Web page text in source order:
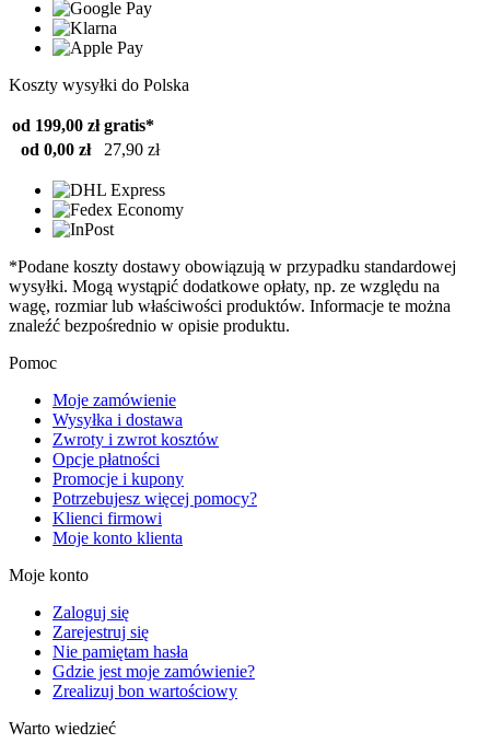
Koszty wysyłki do Polska
od 199,00 zł gratis*
od 0,00 zł
27,90 zł
*Podane koszty dostawy obowiązują w przypadku standardowej
wysyłki. Mogą wystąpić dodatkowe opłaty, np. ze względu na
wagę, rozmiar lub właściwości produktów. Informacje te można
znaleźć bezpośrednio w opisie produktu.
Pomoc
Moje zamówienie
Wysyłka i dostawa
Zwroty i zwrot kosztów
Opcje płatności
Promocje i kupony
Potrzebujesz więcej pomocy?
Klienci firmowi
Moje konto klienta
Moje konto
Zaloguj się
Zarejestruj się
Nie pamiętam hasła
Gdzie jest moje zamówienie?
Zrealizuj bon wartościowy
Warto wiedzieć